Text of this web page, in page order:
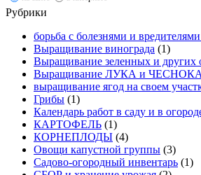
Рубрики
борьба с болезнями и
Выращивание винограда (1)
Выращивание зеленных и других
Выращивание ЛУКА и ЧЕСНОКА
выращивание ягод на своем
Грибы (1)
Календарь работ в саду и в
КАРТОФЕЛЬ (1)
КОРНЕПЛОДЫ (4)
Овощи капустной группы (3)
Садово-огородный инвентарь (1)